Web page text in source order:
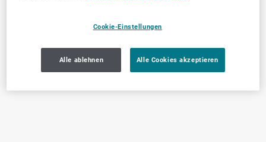
Cookie-Einstellungen
Alle ablehnen Alle Cookies akzeptieren